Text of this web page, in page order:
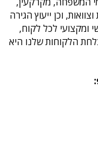
וכן ייעוץ הגירה
ומקצועי לכל לקוח,
הלקוחות שלנו היא